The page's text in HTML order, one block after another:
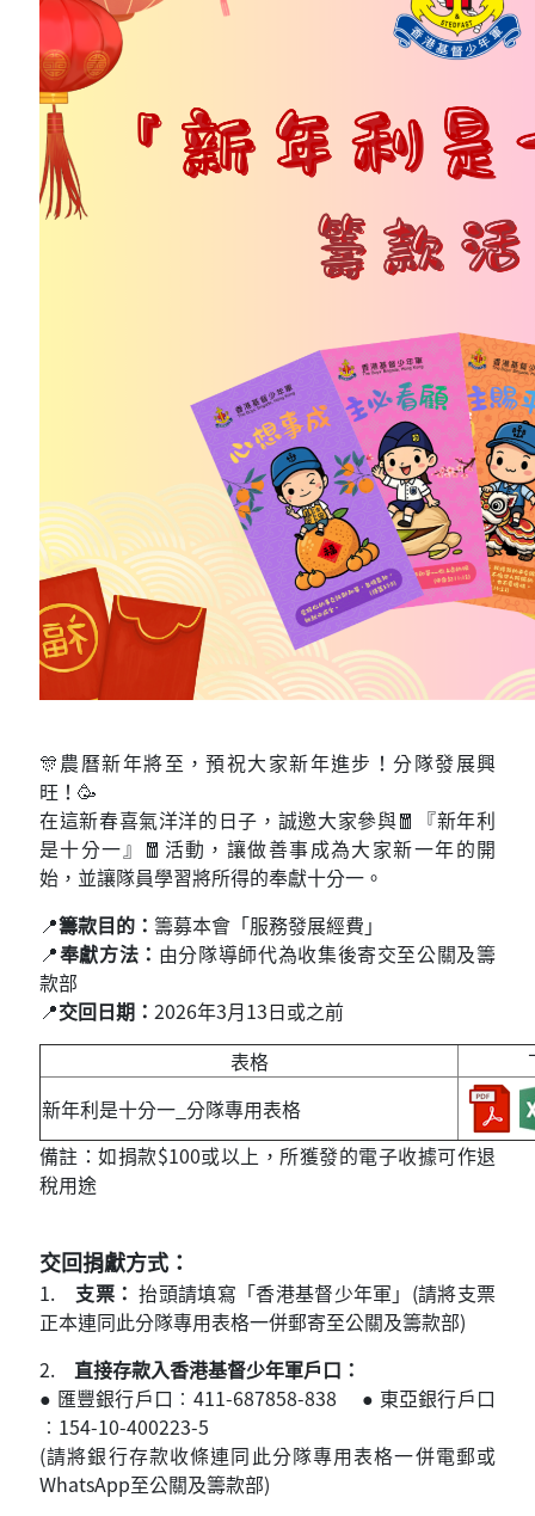
🎊農曆新年將至，預祝大家新年進步！分隊發展興
旺！🥳
在這新春喜氣洋洋的日子，誠邀大家參與🧧『新年利
是十分一』🧧活動，讓做善事成為大家新一年的開
始，並讓隊員學習將所得的奉獻十分一。
📍籌款目的： 籌募本會「服務發展經費」
📍奉獻方法： 由分隊導師代為收集後寄交至公關及籌
款部
📍交回日期： 2026年3月13日或之前
表格
新年利是十分一_分隊專用表格
備註：如捐款$100或以上，所獲發的電子收據可作退
稅用途
交回捐獻方式：
1. 支票：抬頭請填寫「香港基督少年軍」(請將支票
正本連同此分隊專用表格一併郵寄至公關及籌款部)
2. 直接存款入香港基督少年軍戶口：
● 匯豐銀行戶口︰411-687858-838 ● 東亞銀行戶口
︰154-10-400223-5
(請將銀行存款收條連同此分隊專用表格一併電郵或
WhatsApp至公關及籌款部)